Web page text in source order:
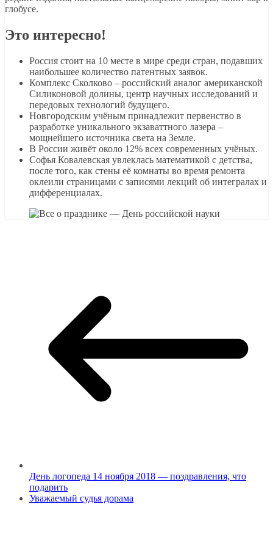
глобусе.
Это интересно!
Россия стоит на 10 месте в мире среди стран, подавших
наибольшее количество патентных заявок.
Комплекс Сколково – российский аналог американской
Силиконовой долины, центр научных исследований и
передовых технологий будущего.
Новгородским учёным принадлежит первенство в
разработке уникального экзаваттного лазера –
мощнейшего источника света на Земле.
В России живёт около 12% всех современных учёных.
Софья Ковалевская увлеклась математикой с детства,
после того, как стены её комнаты во время ремонта
оклеили страницами с записями лекций об интегралах и
дифференциалах.
День логопеда 14 ноября 2018 — поздравления, что
подарить
Уважаемый судья дорама